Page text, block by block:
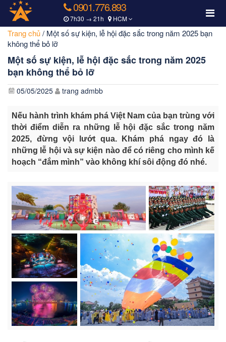
0901.776.893
7h30 → 21h HCM
Trang chủ/ Một số sự kiện, lễ hội đặc sắc trong năm 2025 bạn
không thể bỏ lỡ
Một số sự kiện, lễ hội đặc sắc trong năm 2025
bạn không thể bỏ lỡ
05/05/2025 trang admbb
Nếu hành trình khám phá Việt Nam của bạn trùng với
thời điểm diễn ra những lễ hội đặc sắc trong năm
2025, đừng vội lướt qua. Khám phá ngay đó là
những lễ hội và sự kiện nào để có riêng cho mình kế
hoạch “đắm mình” vào không khí sôi động đó nhé.